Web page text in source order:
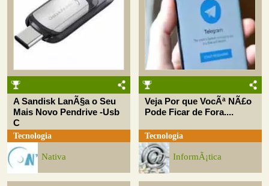
A Sandisk LanÃ§a o Seu
Mais Novo Pendrive -Usb
C
Tecnologia
Nativa
Veja Por que VocÃª NÃ£o
Pode Ficar de Fora....
Tecnologia
InformÃ¡tica